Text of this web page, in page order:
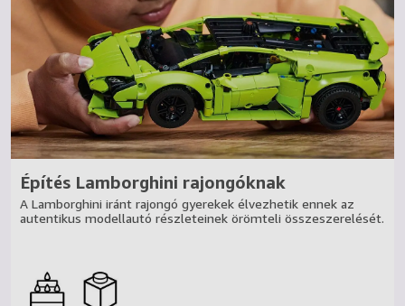
Építés Lamborghini rajongóknak
A Lamborghini iránt rajongó gyerekek élvezhetik ennek az
autentikus modellautó részleteinek örömteli összeszerelését.